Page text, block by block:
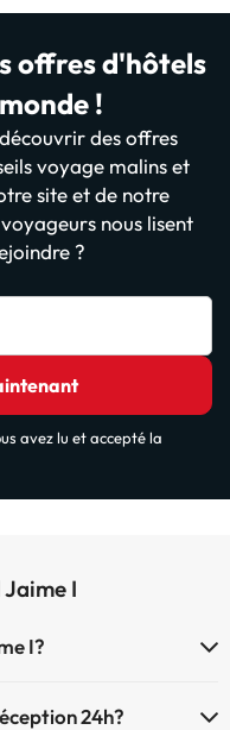
offres d'hôtels
!
des offres
voyage malins et
site et de notre
nous lisent
?
avez lu et accepté la
I
I?
24h?